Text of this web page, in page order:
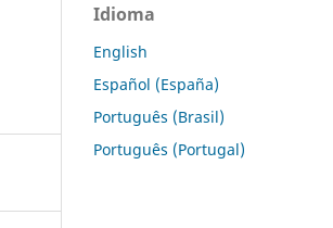
Idioma
English
Español (España)
Português (Brasil)
Português (Portugal)